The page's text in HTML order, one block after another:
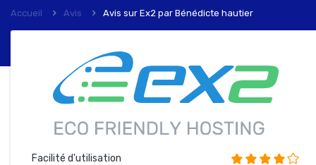
Accueil Avis Avis sur Ex2 par Bénédicte hautier
Facilité d'utilisation